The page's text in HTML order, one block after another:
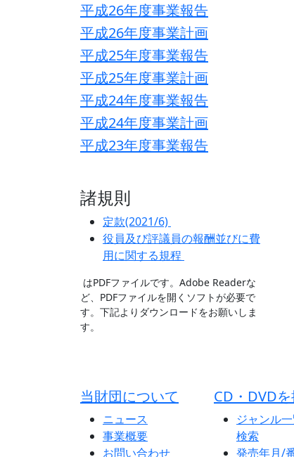
平成26年度事業報告
平成26年度事業計画
平成25年度事業報告
平成25年度事業計画
平成24年度事業報告
平成24年度事業計画
平成23年度事業報告
諸規則
定款(2021/6)
役員及び評議員の報酬並びに費
用に関する規程
はPDFファイルです。Adobe Readerな
ど、PDFファイルを開くソフトが必要で
す。下記よりダウンロードをお願いしま
す。
当財団について
ニュース
事業概要
お問い合わせ
CD・DVD
ジャンル
検索
発売年月/